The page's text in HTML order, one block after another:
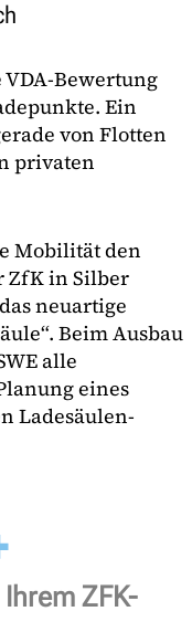
Bewertung
Ein
von Flotten
privaten
Mobilität den
ZfK in Silber
neuartige
Beim Ausbau
alle
eines
Ladesäulen-
ZFK-